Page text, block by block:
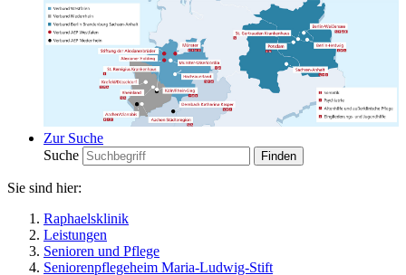
Zur Suche
Suche
Sie sind hier:
Raphaelsklinik
Leistungen
Senioren und Pflege
Seniorenpflegeheim Maria-Ludwig-Stift